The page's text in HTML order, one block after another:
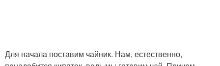
Для начала поставим чайник. Нам, естественно,